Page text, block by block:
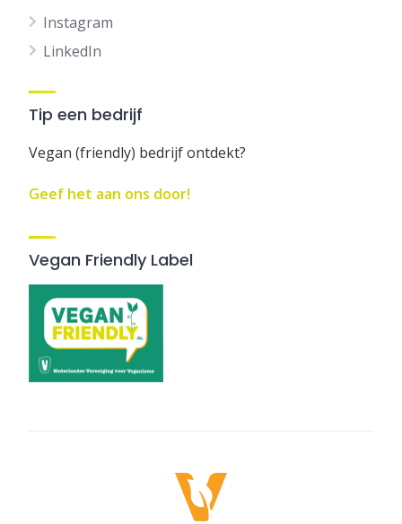
Instagram
LinkedIn
Tip een bedrijf
Vegan (friendly) bedrijf ontdekt?
Geef het aan ons door!
Vegan Friendly Label